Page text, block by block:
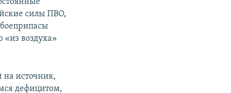
силы ПВО,
воздуха»
на источник,
дефицитом,